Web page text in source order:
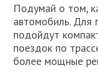
Подумай о том,
автомобиль. Для
подойдут
поездок по
более мощные